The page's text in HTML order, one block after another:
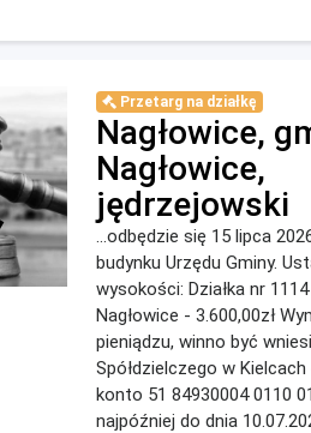
Przetarg na działkę
Nagłowice,
Nagłowice,
jędrzejowski
...odbędzie się 15 lipca
budynku Urzędu Gminy.
wysokoścі: Działka nr
Nagłowice - 3.600,00zł
pieniądzu, winno być
Spółdzielczego w
konto 51 84930004 0110
najpóźniej do dnia